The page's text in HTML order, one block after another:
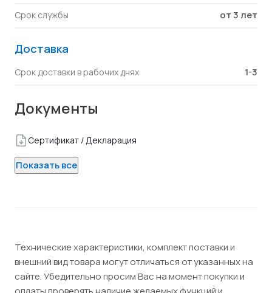
Срок службы от 3 лет
Доставка
Срок доставки в рабочих днях 1-3
Документы
Сертификат / Декларация
Показать все
Технические характеристики, комплект поставки и
внешний вид товара могут отличаться от указанных на
сайте. Убедительно просим Вас на момент покупки и